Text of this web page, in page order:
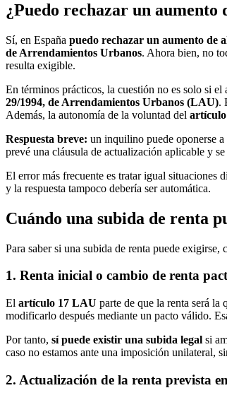
¿Puedo rechazar un
Sí, en España puedo rechazar un aumento de
de Arrendamientos Urbanos. Ahora bien, no
resulta exigible.
En términos prácticos, la cuestión no es solo si
29/1994, de Arrendamientos Urbanos (LAU).
Además, la autonomía de la voluntad del
Respuesta breve: un inquilino puede oponerse a
prevé una cláusula de actualización aplicable y
El error más frecuente es tratar igual situaciones
y la respuesta tampoco debería ser automática.
Cuándo una subida de renta
Para saber si una subida de renta puede exigirse,
1. Renta inicial o cambio de renta
El artículo 17 LAU parte de que la renta será
modificarlo después mediante un pacto válido.
Por tanto, sí puede existir una subida legal si
caso no estamos ante una imposición unilateral,
2. Actualización de la renta prevista